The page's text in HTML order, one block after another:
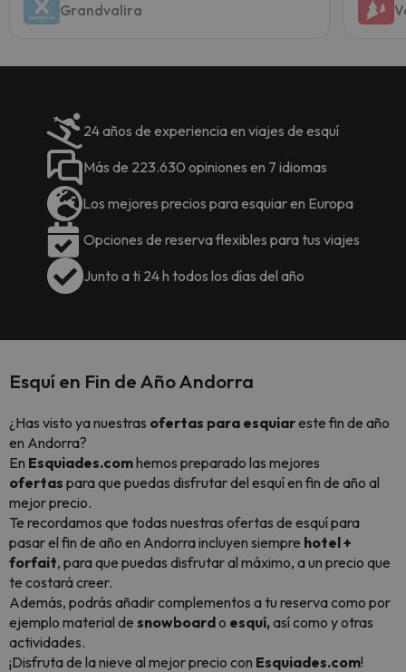
Grandvalira
24 años de experiencia en viajes de esquí
Más de 223.630 opiniones en 7 idiomas
Los mejores precios para esquiar en Europa
Opciones de reserva flexibles para tus viajes
Junto a ti 24 h todos los días del año
Esquí en Fin de Año Andorra
¿Has visto ya nuestras ofertas para esquiareste fin de año
en Andorra?
En Esquiades.comhemos preparado las mejores
ofertas para que puedas disfrutar del esquí en fin de año al
mejor precio.
Te recordamos que todas nuestras ofertas de esquí para
pasar el fin de año en Andorraincluyen siempre hotel +
forfait, para que puedas disfrutar al máximo, a un precio que
te costará creer.
Además, podrás añadircomplementos a tu reserva como por
ejemplo material de snowboardo esquí,así como y otras
actividades.
¡Disfruta de la nieve al mejor precio con Esquiades.com!